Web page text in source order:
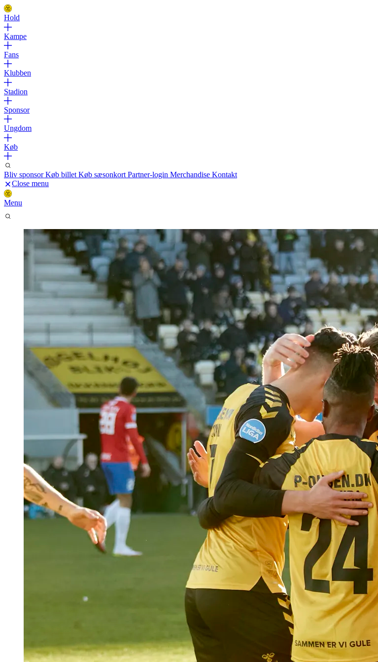
Hold
Kampe
Fans
Klubben
Stadion
Sponsor
Ungdom
Køb
Bliv sponsorKøb billet Køb sæsonkort Partner-login Merchandise Kontakt
Close menu
Menu